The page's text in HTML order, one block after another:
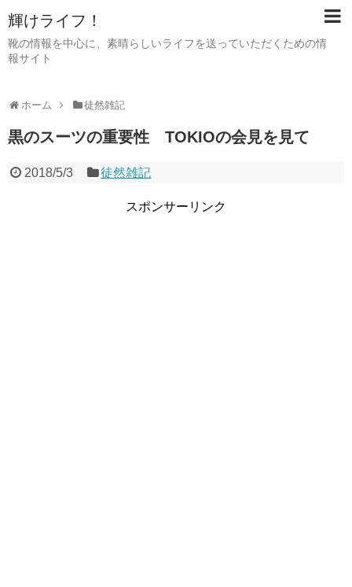
輝けライフ！
靴の情報を中心に、素晴らしいライフを送っていただくための情
報サイト
ホーム 徒然雑記
黒のスーツの重要性 TOKIOの会見を見て
2018/5/3 徒然雑記
スポンサーリンク